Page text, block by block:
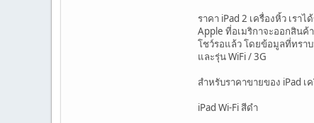
ราคา iPad 2 เครื่องหิ้ว เรา
Apple ที่อเมริกาจะออกสินค้
โชว์รอแล้ว โดยข้อมูลที่ทรา
และรุ่น WiFi / 3G
สำหรับราคาขายของ iPad
iPad Wi-Fi สีดำ